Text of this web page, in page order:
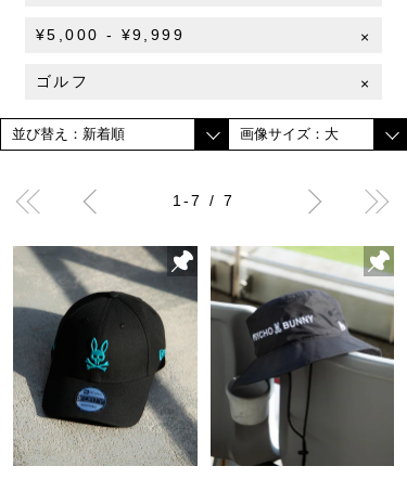
¥5,000 - ¥9,999 ×
ゴルフ ×
1-7 / 7